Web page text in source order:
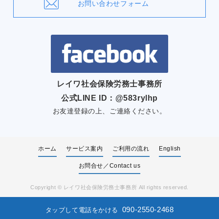
お問い合わせフォーム
レイワ社会保険労務士事務所
公式LINE ID：@583rylhp
お友達登録の上、ご連絡ください。
タップして電話をかける 090-2550-2468
ホーム サービス案内 ご利用の流れ English
お問合せ／Contact us
Copyright © レイワ社会保険労務士事務所 All rights reserved.